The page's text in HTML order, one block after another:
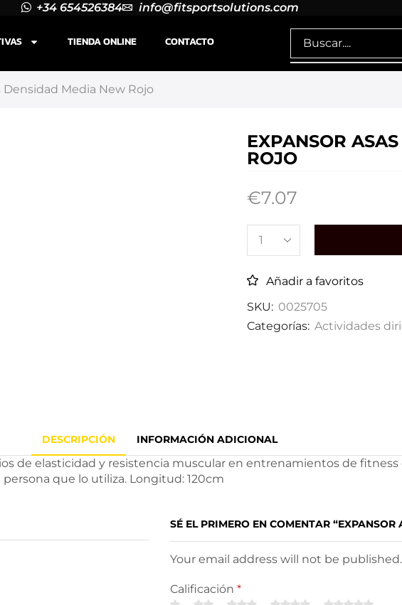
+34 654526384 info@fitsportsolutions.com
TIENDA ONLINE CONTACTO
Densidad Media New Rojo
EXPANSOR
ROJO
€7.07
Añadir a favoritos
SKU: 0025705
Categorías: Actividades
DESCRIPCIÓN INFORMACIÓN ADICIONAL
de elasticidad y resistencia muscular en entrenamientos de
que lo utiliza. Longitud: 120cm
SÉ EL PRIMERO EN COMENTAR
Your email address will not be
Calificación *